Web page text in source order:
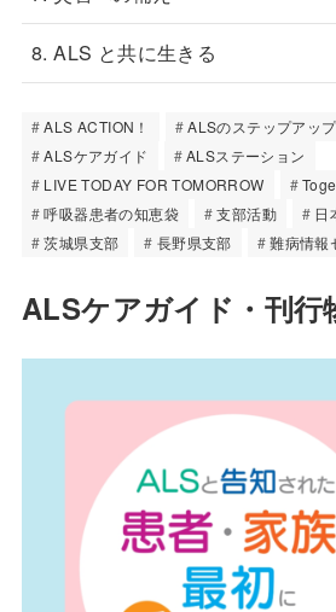
8. ALS と共に生きる
ALS ACTION！
ALSのステップアッ
ALSケアガイド
ALSステーション
LIVE TODAY FOR TOMORROW
呼吸器患者の知恵袋
支部活動 日
茨城県支部
長野県支部 難病情報
ALSケアガイド・刊行